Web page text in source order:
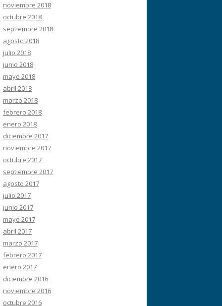
noviembre 2018
octubre 2018
septiembre 2018
agosto 2018
julio 2018
junio 2018
mayo 2018
abril 2018
marzo 2018
febrero 2018
enero 2018
diciembre 2017
noviembre 2017
octubre 2017
septiembre 2017
agosto 2017
julio 2017
junio 2017
mayo 2017
abril 2017
marzo 2017
febrero 2017
enero 2017
diciembre 2016
noviembre 2016
octubre 2016